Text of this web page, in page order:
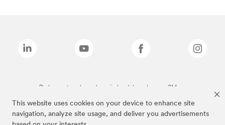
This website uses cookies on your device to enhance site
navigation, analyze site usage, and deliver you advertisements
De bovenstaande merken zijn handelsmerken van 3M.we